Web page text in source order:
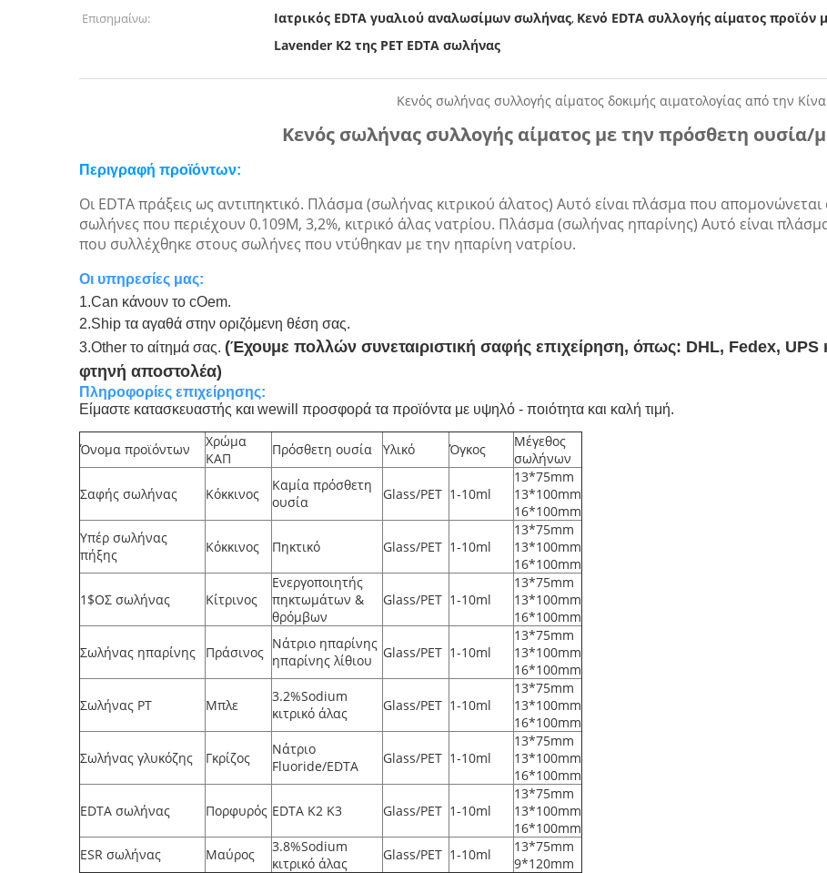
Επισημαίνω:
Ιατρικός EDTA γυαλιού αναλωσίμων σωλήνας, Κενό EDTA συλλογής αίματος
Lavender K2 της PET EDTA σωλήνας
Κενός σωλήνας συλλογής αίματος δοκιμής αιματολογίας από την Κίνα
Κενός σωλήνας συλλογής αίματος με την πρόσθετη ουσία/
Περιγραφή προϊόντων:
Οι EDTA πράξεις ως αντιπηκτικό. Πλάσμα (σωλήνας κιτρικού άλατος) Αυτό είναι πλάσμα που
σωλήνες που περιέχουν 0.109M, 3,2%, κιτρικό άλας νατρίου. Πλάσμα (σωλήνας ηπαρίνης) Αυτό είναι
που συλλέχθηκε στους σωλήνες που ντύθηκαν με την ηπαρίνη νατρίου.
Οι υπηρεσίες μας:
1.Can κάνουν το cOem.
2.Ship τα αγαθά στην οριζόμενη θέση σας.
3.Other το αίτημά σας. (Έχουμε πολλών συνεταιριστική σαφής επιχείρηση, όπως: DHL, Fedex, UPS
φτηνή αποστολέα)
Πληροφορίες επιχείρησης:
Είμαστε κατασκευαστής και wewill προσφορά τα προϊόντα με υψηλό - ποιότητα και καλή τιμή.
Όνομα προϊόντων
Χρώμα
ΚΑΠ
Πρόσθετη ουσία Υλικό Όγκος
Μέγεθος
σωλήνων
Σαφής σωλήνας Κόκκινος
Καμία πρόσθετη
ουσία
Glass/PET 1-10ml
13*75mm
13*100mm
16*100mm
Υπέρ σωλήνας
πήξης
Κόκκινος Πηκτικό Glass/PET 1-10ml
13*75mm
13*100mm
16*100mm
1$ΟΣ σωλήνας Κίτρινος
Ενεργοποιητής
πηκτωμάτων &
θρόμβων
Glass/PET 1-10ml
13*75mm
13*100mm
16*100mm
Σωλήνας ηπαρίνης Πράσινος
Νάτριο ηπαρίνης
ηπαρίνης λίθιου
Glass/PET 1-10ml
13*75mm
13*100mm
16*100mm
Σωλήνας PT Μπλε
3.2%Sodium
κιτρικό άλας
Glass/PET 1-10ml
13*75mm
13*100mm
16*100mm
Σωλήνας γλυκόζης Γκρίζος
Νάτριο
Fluoride/EDTA
Glass/PET 1-10ml
13*75mm
13*100mm
16*100mm
EDTA σωλήνας Πορφυρός EDTA K2 K3 Glass/PET 1-10ml
13*75mm
13*100mm
16*100mm
ESR σωλήνας
Μαύρος
3.8%Sodium
κιτρικό άλας
Glass/PET 1-10ml
13*75mm
9*120mm